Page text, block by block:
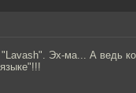
Эх-ма... А ведь